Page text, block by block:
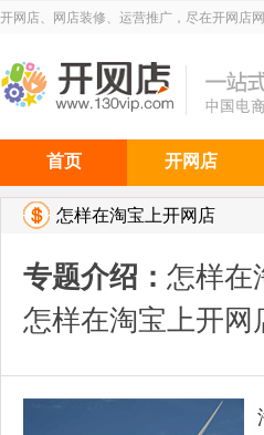
开网店、网店装修、运营推广，尽在开网店
首页 开网店
怎样在淘宝上开网店
专题介绍： 怎样在
怎样在淘宝上开